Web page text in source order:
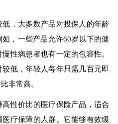
，大多数产品对投保人的年龄
，一些产品允许60岁以下的健
性病患者也有一定的包容性。
低，年轻人每年只需几百元即
非常高。
性价比的医疗保险产品，适合
疗保障的人群。它能够有效缓